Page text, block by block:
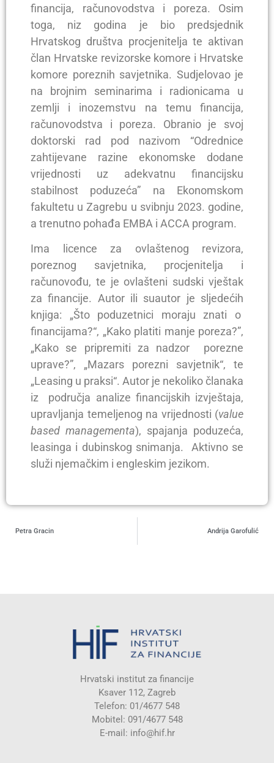
financija, računovodstva i poreza. Osim
toga, niz godina je bio predsjednik
Hrvatskog društva procjenitelja te aktivan
član Hrvatske revizorske komore i Hrvatske
komore poreznih savjetnika. Sudjelovao je
na brojnim seminarima i radionicama u
zemlji i inozemstvu na temu financija,
računovodstva i poreza. Obranio je svoj
doktorski rad pod nazivom “Odrednice
zahtijevane razine ekonomske dodane
vrijednosti uz adekvatnu financijsku
stabilnost poduzeća” na Ekonomskom
fakultetu u Zagrebu u svibnju 2023. godine,
a trenutno pohađa EMBA i ACCA program.
Ima licence za ovlaštenog revizora,
poreznog savjetnika, procjenitelja i
računovođu, te je ovlašteni sudski vještak
za financije. Autor ili suautor je sljedećih
knjiga: „Što poduzetnici moraju znati o
financijama?“, „Kako platiti manje poreza?”,
„Kako se pripremiti za nadzor porezne
uprave?”, „Mazars porezni savjetnik“, te
„Leasing u praksi“. Autor je nekoliko članaka
iz područja analize financijskih izvještaja,
upravljanja temeljenog na vrijednosti (value
based managementa), spajanja poduzeća,
leasinga i dubinskog snimanja. Aktivno se
služi njemačkim i engleskim jezikom.
Petra Gracin Andrija Garofulić
Hrvatski institut za financije
Ksaver 112, Zagreb
Telefon: 01/4677 548
Mobitel: 091/4677 548
E-mail: info@hif.hr